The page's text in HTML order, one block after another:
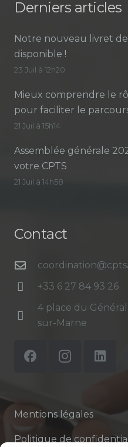
Derniers articles
Notre nouveau livret
disponible !
23 Juil à 12h20
Mieux comprendre le
pour faciliter le
21 Juil à 15h14
Assemblée générale
votre CPTS
21 Juil à 14h58
Contact
+33 6 27 84 93 26
4 place du
sur-Marne
Mentions légales
Politique de